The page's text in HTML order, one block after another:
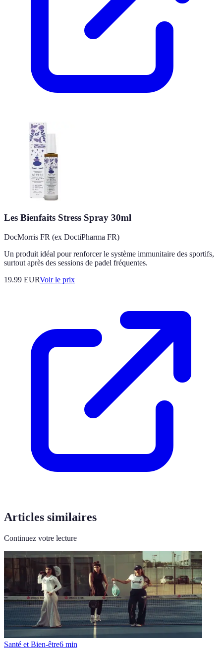
Les Bienfaits Stress Spray 30ml
DocMorris FR (ex DoctiPharma FR)
Un produit idéal pour renforcer le système immunitaire des sportifs,
surtout après des sessions de padel fréquentes.
19.99 EURVoir le prix
Articles similaires
Continuez votre lecture
Santé et Bien-être6 min